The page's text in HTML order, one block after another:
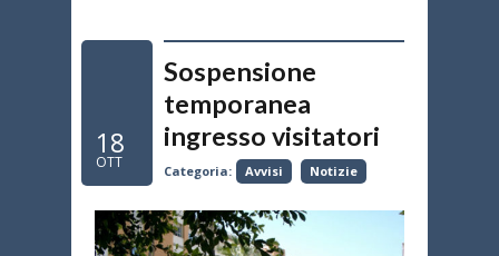
18
OTT
Sospensione
temporanea
ingresso visitatori
Categoria: Avvisi Notizie